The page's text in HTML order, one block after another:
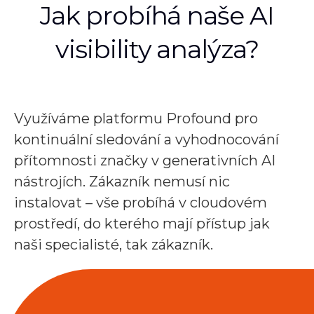
Jak probíhá naše AI
visibility analýza?
Využíváme platformu Profound pro
kontinuální sledování a vyhodnocování
přítomnosti značky v generativních AI
nástrojích. Zákazník nemusí nic
instalovat – vše probíhá v cloudovém
prostředí, do kterého mají přístup jak
naši specialisté, tak zákazník.